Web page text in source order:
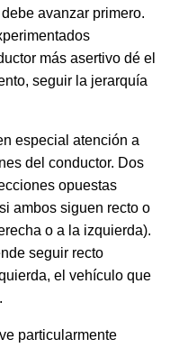
avanzar primero.
más asertivo dé el
seguir la jerarquía
especial atención a
del conductor. Dos
opuestas
ambos siguen recto o
o a la izquierda).
seguir recto
el vehículo que
particularmente